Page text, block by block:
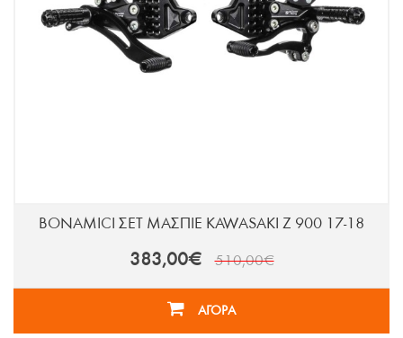
BONAMICI ΣΕΤ ΜΑΣΠΙΕ KAWASAKI Z 900 17-18
383,00€ 510,00€
ΑΓΟΡΑ